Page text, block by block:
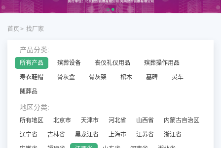
首页 > 找厂家
产品分类:
所有产品 殡葬设备 丧仪礼仪用品 殡葬操作用品
寿衣鞋帽 骨灰盒 骨灰架 棺木 墓碑 灵车
随葬品
地区分类:
所有地区 北京市 天津市 河北省 山西省 内蒙古自治区
辽宁省 吉林省 黑龙江省 上海市 江苏省 浙江省